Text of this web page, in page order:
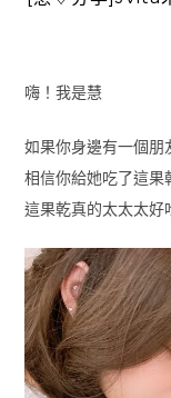
嗨！我是慧
如果你身邊有一個朋
相信你給她吃了這果
這果乾真的太太太好